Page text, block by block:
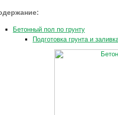
Бетонный пол по грунту
Подготовка грунта и